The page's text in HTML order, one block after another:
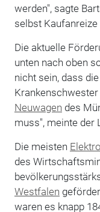
werden", sagte
selbst Kaufanreize
Die aktuelle
unten nach oben
nicht sein, dass
Neuwagen des
muss", meinte der
Die meisten
des
Westfalen
waren es knapp